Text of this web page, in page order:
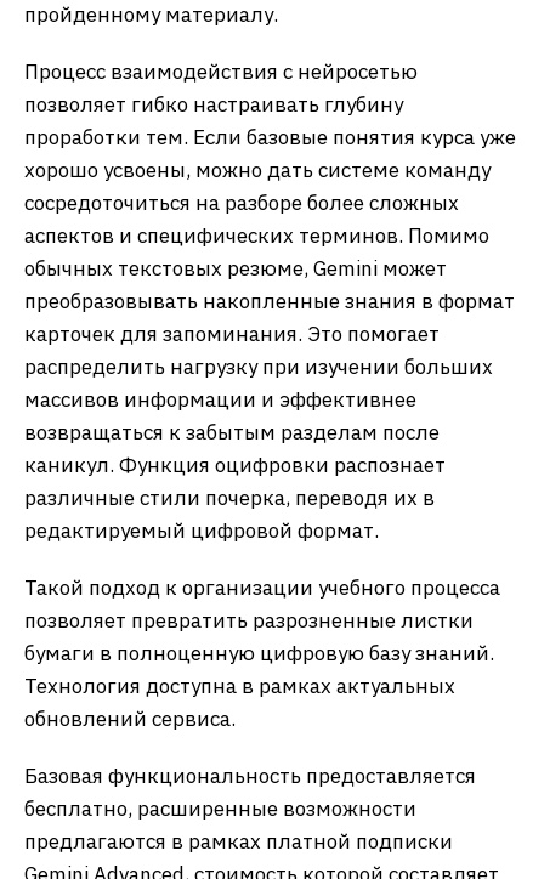
пройденному материалу.
Процесс взаимодействия с нейросетью
позволяет гибко настраивать глубину
проработки тем. Если базовые понятия курса уже
хорошо усвоены, можно дать системе команду
сосредоточиться на разборе более сложных
аспектов и специфических терминов. Помимо
обычных текстовых резюме, Gemini может
преобразовывать накопленные знания в формат
карточек для запоминания. Это помогает
распределить нагрузку при изучении больших
массивов информации и эффективнее
возвращаться к забытым разделам после
каникул. Функция оцифровки распознает
различные стили почерка, переводя их в
редактируемый цифровой формат.
Такой подход к организации учебного процесса
позволяет превратить разрозненные листки
бумаги в полноценную цифровую базу знаний.
Технология доступна в рамках актуальных
обновлений сервиса.
Базовая функциональность предоставляется
бесплатно, расширенные возможности
предлагаются в рамках платной подписки